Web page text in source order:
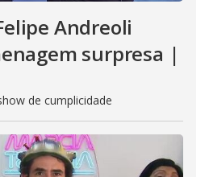
Andreoli
surpresa |
de cumplicidade